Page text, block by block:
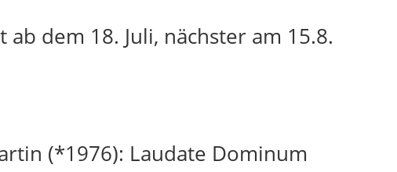
dem 18. Juli, nächster am 15.8.
(*1976): Laudate Dominum